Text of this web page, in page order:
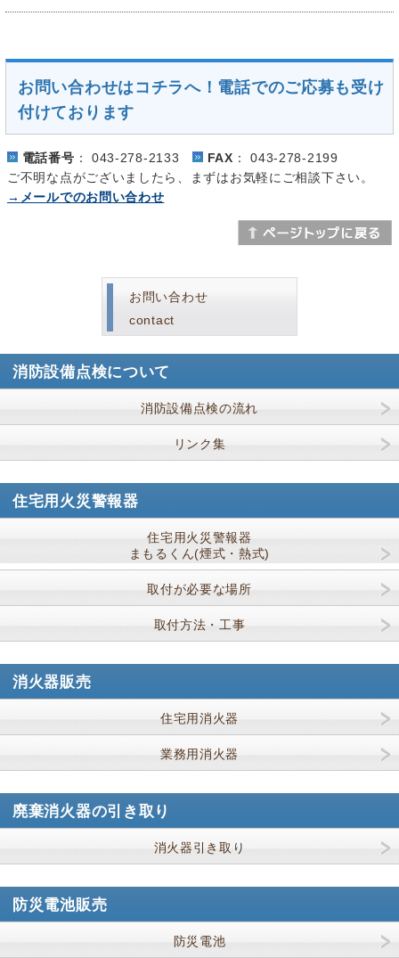
お問い合わせはコチラへ！電話でのご応募も受け
付けております
電話番号 ： 043-278-2133 FAX ：043-278-2199
ご不明な点がございましたら、まずはお気軽にご相談下さい。
→メールでのお問い合わせ
お問い合わせ
contact
消防設備点検について
消防設備点検の流れ
リンク集
住宅用火災警報器
住宅用火災警報器
まもるくん(煙式・熱式)
取付が必要な場所
取付方法・工事
消火器販売
住宅用消火器
業務用消火器
廃棄消火器の引き取り
消火器引き取り
防災電池販売
防災電池